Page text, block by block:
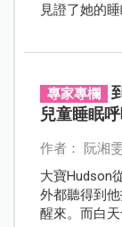
見證了她的
專家專欄
兒童睡眠
作者： 阮湘雯
大寶Hudson
外都聽得到
醒來。而白